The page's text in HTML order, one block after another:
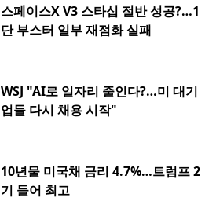
스페이스X V3 스타십 절반 성공?…1
단 부스터 일부 재점화 실패
WSJ "AI로 일자리 줄인다?…미 대기
업들 다시 채용 시작"
10년물 미국채 금리 4.7%…트럼프 2
기 들어 최고